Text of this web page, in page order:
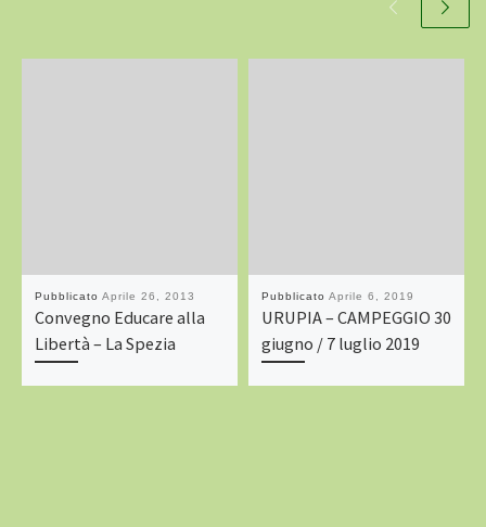
Pubblicato Aprile 26, 2013
Convegno Educare alla
Libertà – La Spezia
Pubblicato Aprile 6, 2019
URUPIA – CAMPEGGIO 30
giugno / 7 luglio 2019